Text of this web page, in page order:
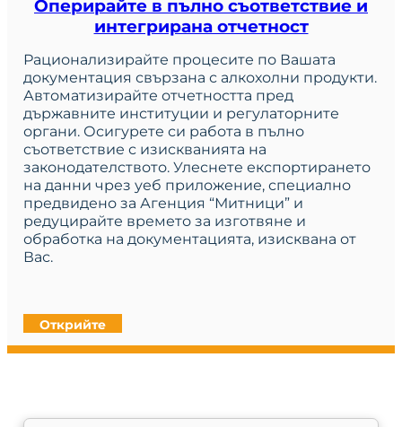
Оперирайте в пълно съответствие и
интегрирана отчетност
Рационализирайте процесите по Вашата
документация свързана с алкохолни продукти.
Автоматизирайте отчетността пред
държавните институции и регулаторните
органи. Осигурете си работа в пълно
съответствие с изискванията на
законодателството. Улеснете експортирането
на данни чрез уеб приложение, специално
предвидено за Агенция “Митници” и
редуцирайте времето за изготвяне и
обработка на документацията, изисквана от
Вас.
Открийте